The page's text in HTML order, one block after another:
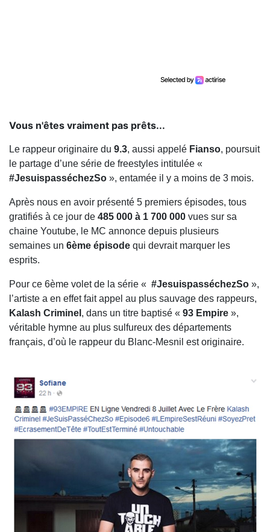
Vous n'êtes vraiment pas prêts...
Le rappeur originaire du 9.3, aussi appelé Fianso, poursuit
le partage d’une série de freestyles intitulée «
#JesuispasséchezSo », entamée il y a moins de 3 mois.
Après nous en avoir présenté 5 premiers épisodes, tous
gratifiés à ce jour de 485 000 à 1 700 000 vues sur sa
chaine Youtube, le MC annonce depuis plusieurs
semaines un 6ème épisode qui devrait marquer les
esprits.
Pour ce 6ème volet de la série « #JesuispasséchezSo »,
l’artiste a en effet fait appel au plus sauvage des rappeurs,
Kalash Criminel , dans un titre baptisé « 93 Empire »,
véritable hymne au plus sulfureux des départements
français, d’où le rappeur du Blanc-Mesnil est originaire.